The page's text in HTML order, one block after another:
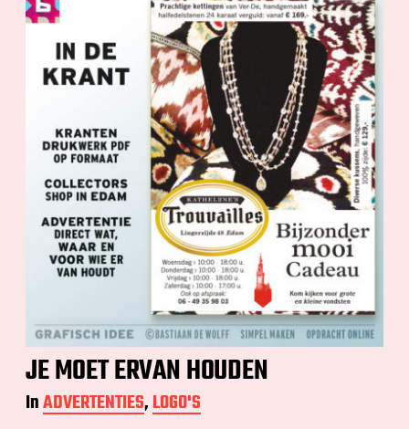
JE MOET ERVAN HOUDEN
InADVERTENTIES,LOGO'S